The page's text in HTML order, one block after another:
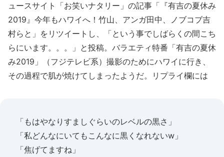
ュースサイト「お笑いナタリー」の記事「『有吉の夏休み
2019』今年もハワイへ！竹山、アンガ田中、ノブコブ吉
村らと」をリツイートし、「という事でしばらくの間こち
らにいます。。。」と投稿。バラエティ特番「有吉の夏休
み2019」（フジテレビ系）撮影のためにハワイに行き、
その過程で肌が焼けてしまったようだ。リプライ欄には
「もはやなりすましぐらいのレベルの黒さ」
「私どんなにいてもこんなに黒くなれないw」
「焦げてますね」